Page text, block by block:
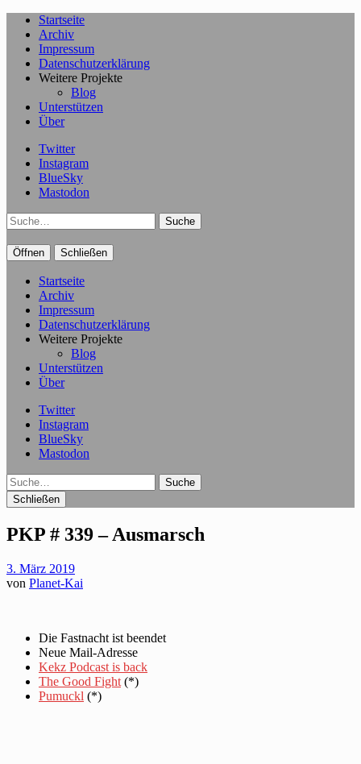
Startseite
Archiv
Impressum
Datenschutzerklärung
Weitere Projekte
Blog
Unterstützen
Über
Twitter
Instagram
BlueSky
Mastodon
Suche
Öffnen Schließen
Startseite
Archiv
Impressum
Datenschutzerklärung
Weitere Projekte
Blog
Unterstützen
Über
Twitter
Instagram
BlueSky
Mastodon
Suche
Schließen
PKP # 339 – Ausmarsch
3. März 2019
von Planet-Kai
Die Fastnacht ist beendet
Neue Mail-Adresse
Kekz Podcast is back
The Good Fight (*)
Pumuckl (*)